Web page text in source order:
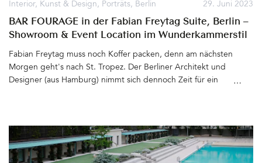
29. Juni 2023
Interior, Kunst & Design, Porträts, Berlin
BAR FOURAGE in der Fabian Freytag Suite, Berlin –
Showroom & Event Location im Wunderkammerstil
Fabian Freytag muss noch Koffer packen, denn am nächsten
Morgen geht's nach St. Tropez. Der Berliner Architekt und
Designer (aus Hamburg) nimmt sich dennoch Zeit für ein
und die Event-Agentur PerlenPaule. Beim Kaffee erzählt der
Kreative von seiner bevorstehenden Reise nach Frankreich. Er
möchte sich inspirieren lassen und erfahren, wie man momentan